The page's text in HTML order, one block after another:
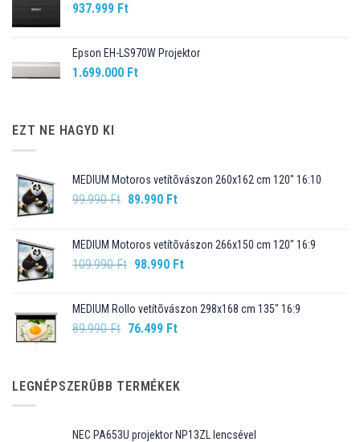
937.999 Ft
Epson EH-LS970W Projektor
1.699.000 Ft
EZT NE HAGYD KI
MEDIUM Motoros vetítõvászon 260x162 cm 120" 16:10
99.990Ft Original
99.990 Ft.
89.990 FtCurrent
89.990 Ft.
MEDIUM Motoros vetítõvászon 266x150 cm 120" 16:9
109.990Ft Original
109.990 Ft.
98.990 FtCurrent
98.990 Ft.
MEDIUM Rollo vetítõvászon 298x168 cm 135" 16:9
89.990Ft Original
89.990 Ft.
76.499 FtCurrent
76.499 Ft.
LEGNÉPSZERŰBB TERMÉKEK
NEC PA653U projektor NP13ZL lencsével